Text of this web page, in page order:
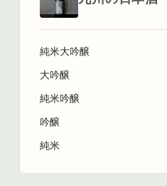
純米大吟醸
大吟醸
純米吟醸
吟醸
純米